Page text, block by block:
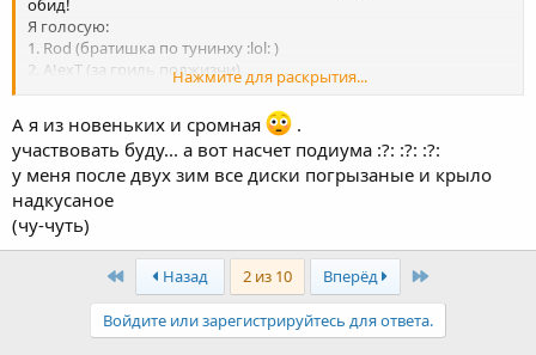
обид!
Я голосую:
1. Rod (братишка по тунинху :lol: )
2. A!exT (за гриль полжизни)
4. Velosyped (хромпакет на голубом электрике :shock: )
5. Красненький Art-Katy (просто необычно и красиво)
Нажмите для раскрытия...
А я из новеньких и сромная
.
участвовать буду... а вот насчет подиума :?: :?: :?:
у меня после двух зим все диски погрызаные и крыло
надкусаное
(чу-чуть)
First Назад 2 из 10 Вперёд Last
Войдите или зарегистрируйтесь для ответа.